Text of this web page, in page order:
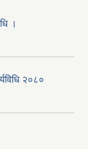
।
२०८०